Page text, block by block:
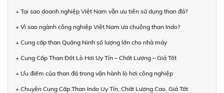
+ Tại sao doanh nghiệp Việt Nam vẫn ưu tiên sử dụng than đá?
+ Vì sao ngành công nghiệp Việt Nam ưa chuộng than Indo?
+ Cung cấp than Quảng Ninh số lượng lớn cho nhà máy
+ Cung Cấp Than Đốt Lò Hơi Uy Tín – Chất Lượng – Giá Tốt
+ Ưu điểm của than đá trong vận hành lò hơi công nghiệp
+ Chuyên Cung Cấp Than Indo Uy Tín, Chất Lượng Cao, Giá Tốt